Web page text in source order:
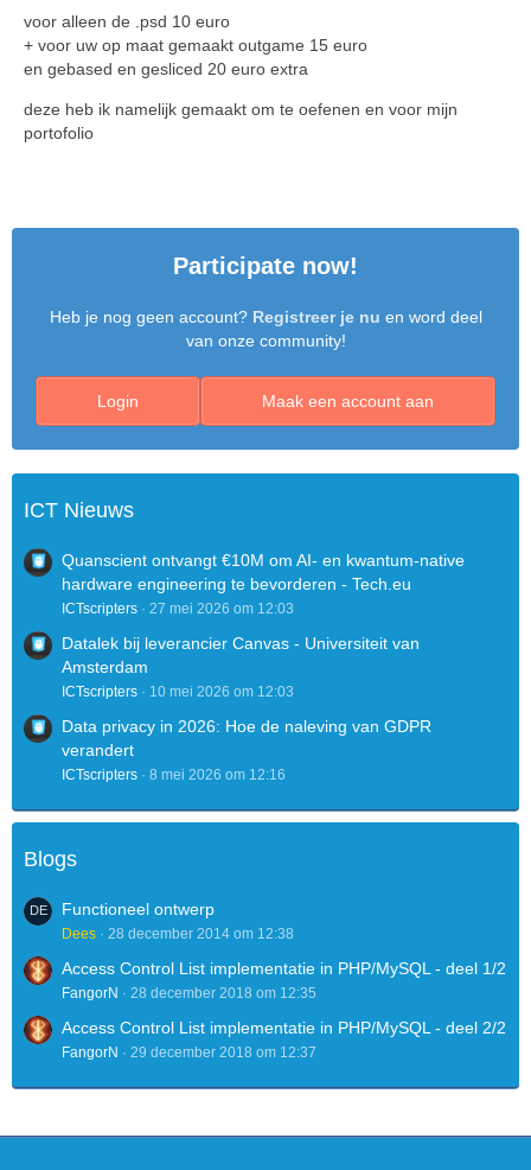
voor alleen de .psd 10 euro
+ voor uw op maat gemaakt outgame 15 euro
en gebased en gesliced 20 euro extra
deze heb ik namelijk gemaakt om te oefenen en voor mijn
portofolio
Participate now!
Heb je nog geen account? Registreer je nu en word deel
van onze community!
Maak een account aan
Login
ICT Nieuws
Quanscient ontvangt €10M om AI- en kwantum-native
hardware engineering te bevorderen - Tech.eu
ICTscripters 27 mei 2026 om 12:03
Datalek bij leverancier Canvas - Universiteit van
Amsterdam
ICTscripters 10 mei 2026 om 12:03
Data privacy in 2026: Hoe de naleving van GDPR
verandert
ICTscripters 8 mei 2026 om 12:16
Blogs
Functioneel ontwerp
Dees 28 december 2014 om 12:38
Access Control List implementatie in PHP/MySQL - deel 1/2
FangorN 28 december 2018 om 12:35
Access Control List implementatie in PHP/MySQL - deel 2/2
FangorN 29 december 2018 om 12:37